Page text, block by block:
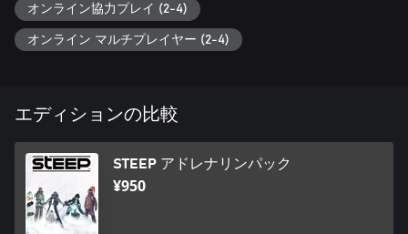
オンライン協力プレイ (2-4)
オンライン マルチプレイヤー (2-4)
エディションの比較
STEEP アドレナリンパック
¥950